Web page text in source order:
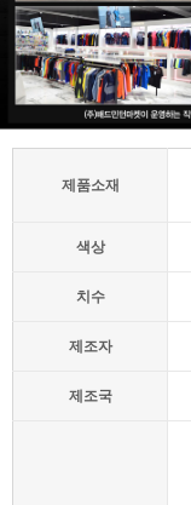
제품소재
색상
치수
제조자
제조국